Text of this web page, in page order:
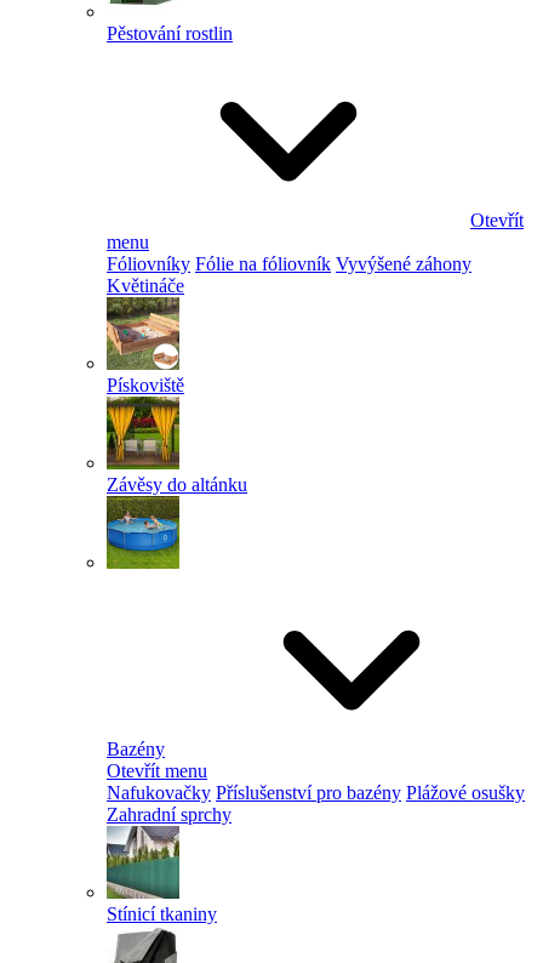
Pěstování rostlin
Otevřít
menu
Fóliovníky Fólie na fóliovník Vyvýšené záhony
Květináče
Pískoviště
Závěsy do altánku
Bazény
Otevřít menu
Nafukovačky Příslušenství pro bazény Plážové osušky
Zahradní sprchy
Stínicí tkaniny